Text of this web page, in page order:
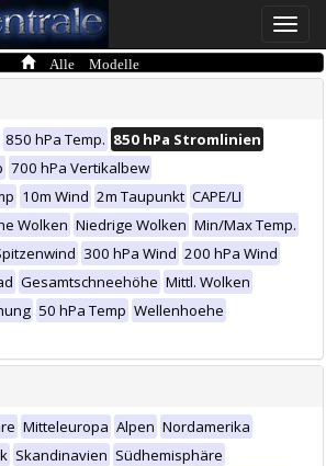
Toggle
Alle Modelle
850 hPa Temp. 850 hPa Stromlinien
700 hPa Vertikalbew
10m Wind 2m Taupunkt CAPE/LI
Wolken Niedrige Wolken Min/Max Temp.
300 hPa Wind 200 hPa Wind
Gesamtschneehöhe Mittl. Wolken
50 hPa Temp Wellenhoehe
Mitteleuropa Alpen Nordamerika
Skandinavien Südhemisphäre